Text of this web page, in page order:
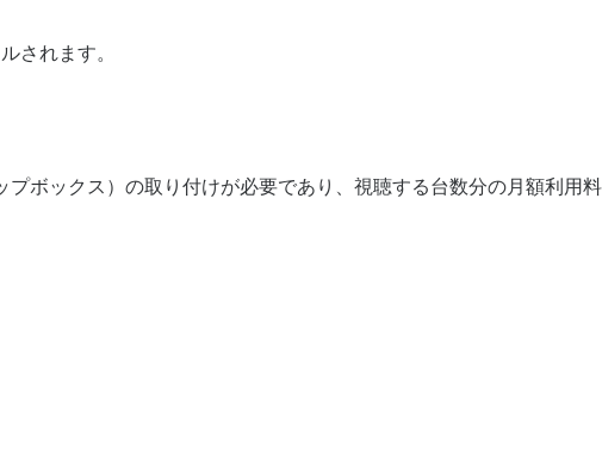
されます。
ボックス）の取り付けが必要であり、視聴する台数分の月額利用料